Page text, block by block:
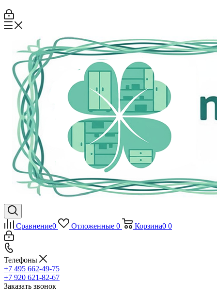
Сравнение0 Отложенные 0 Корзина0 0
Телефоны
+7 495 662-49-75
+7 920 621-82-67
Заказать звонок